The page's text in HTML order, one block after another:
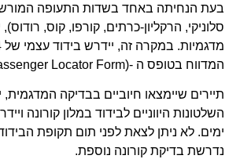
בעת הנחיתה באחד בשדות התעופה המורשים
סלוניקי, הרקליון-כרתים, קורפו, קוס, רודוס),
המדווח בטופס ה -(PLF (Passenger Locator Form .
תיירים שיימצאו חיוביים בבדיקה המדגמית,
נדרשת בדיקת קורונה נוספת.